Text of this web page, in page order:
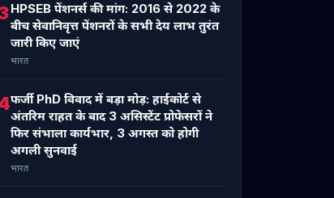
HPSEB पेंशनर्स की मांग: 2016 से 2022 के
बीच सेवानिवृत्त पेंशनरों के सभी देय लाभ तुरंत
जारी किए जाएं
भारत
फर्जी PhD विवाद में बड़ा मोड़: हाईकोर्ट से
अंतरिम राहत के बाद 3 असिस्टेंट प्रोफेसरों ने
फिर संभाला कार्यभार, 3 अगस्त को होगी
अगली सुनवाई
भारत